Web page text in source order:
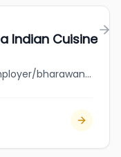
Indian Cuisine
jobbank.gc.ca/browsejobs/employer/bharawan+da+dhaba+indian+cuisine/ca